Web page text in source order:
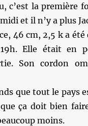
c’est la première
et il n’y a plus
46 cm, 2,5 k a
Elle était en
Son cordon
que tout le pays
ça doit bien
moins.